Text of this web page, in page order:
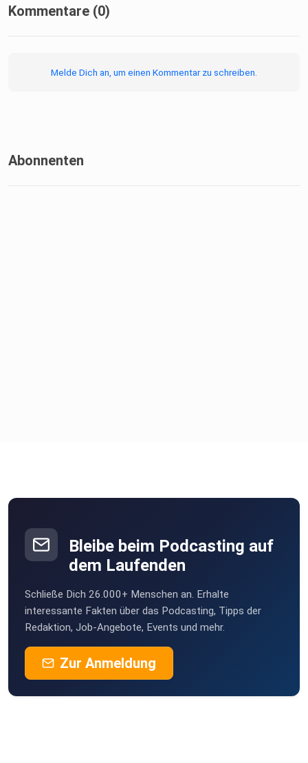
Kommentare (0)
Melde Dich an, um einen Kommentar zu schreiben.
Abonnenten
Bleibe beim Podcasting auf
dem Laufenden
Schließe Dich 26.000+ Menschen an. Erhalte
interessante Fakten über das Podcasting, Tipps der
Redaktion, Job-Angebote, Events und mehr.
Zur Anmeldung